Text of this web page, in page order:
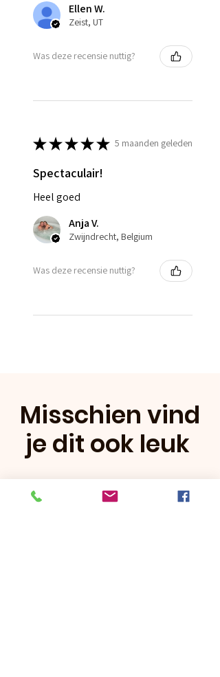
Ellen W.
Zeist, UT
Was deze recensie nuttig?
★★★★★ 5 maanden geleden
Spectaculair!
Heel goed
Anja V.
Zwijndrecht, Belgium
Was deze recensie nuttig?
Misschien vind
je dit ook leuk